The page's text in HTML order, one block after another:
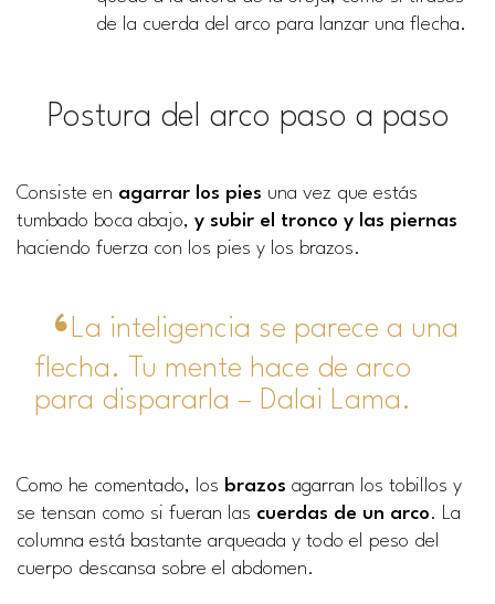
de la cuerda del arco para lanzar una flecha.
Postura del arco paso a paso
Consiste en agarrar los pies una vez que estás
tumbado boca abajo, y subir el tronco y las piernas
haciendo fuerza con los pies y los brazos.
La inteligencia se parece a una
flecha. Tu mente hace de arco
para dispararla – Dalai Lama.
Como he comentado, los brazos agarran los tobillos y
se tensan como si fueran las cuerdas de un arco. La
columna está bastante arqueada y todo el peso del
cuerpo descansa sobre el abdomen.